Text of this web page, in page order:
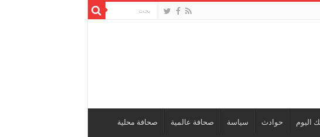
اليوم حوادث سياسة صحافة عالمية صحافة محلية